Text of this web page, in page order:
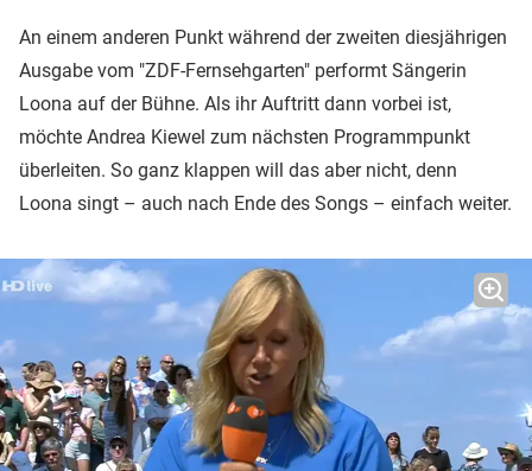
An einem anderen Punkt während der zweiten diesjährigen
Ausgabe vom "ZDF-Fernsehgarten" performt Sängerin
Loona auf der Bühne. Als ihr Auftritt dann vorbei ist,
möchte Andrea Kiewel zum nächsten Programmpunkt
überleiten. So ganz klappen will das aber nicht, denn
Loona singt – auch nach Ende des Songs – einfach weiter.